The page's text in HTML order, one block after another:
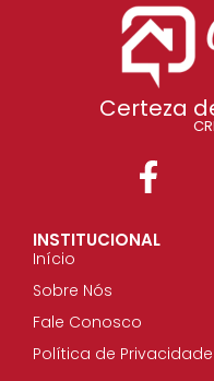
Certeza
INSTITUCIONAL
Início
Sobre Nós
Fale Conosco
Política de Privacidade